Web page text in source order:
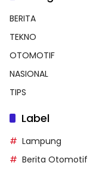
BERITA
TEKNO
OTOMOTIF
NASIONAL
TIPS
Label
Lampung
Berita Otomotif